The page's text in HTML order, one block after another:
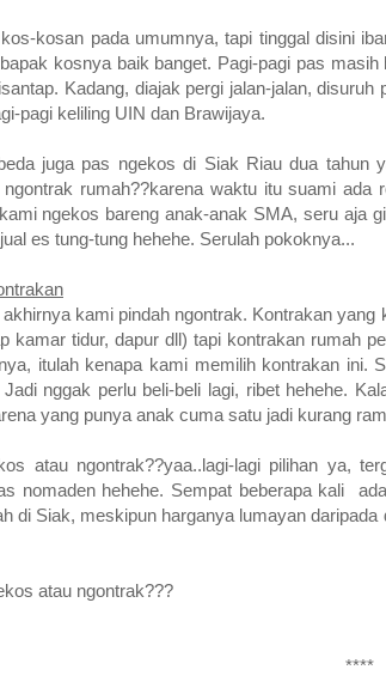
kosan pada umumnya, tapi tinggal disini
kosnya baik banget. Pagi-pagi pas
Kadang, diajak pergi jalan-jalan,
pagi keliling UIN dan Brawijaya.
juga pas ngekos di Siak Riau dua tahun
rumah??karena waktu itu suami
ngekos bareng anak-anak SMA, seru aja
es tung-tung hehehe. Serulah pokoknya...
kami pindah ngontrak. Kontrakan
kamar tidur, dapur dll) tapi kontrakan rumah
itulah kenapa kami memilih kontrakan ini.
nggak perlu beli-beli lagi, ribet hehehe.
yang punya anak cuma satu jadi kurang
atau ngontrak??yaa..lagi-lagi pilihan ya,
nomaden hehehe. Sempat beberapa kali
di Siak, meskipun harganya lumayan
atau ngontrak???
****